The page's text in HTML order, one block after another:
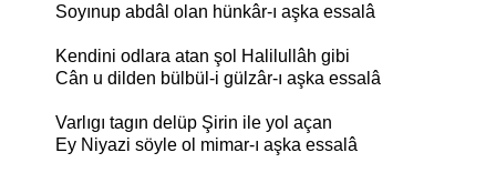
Soyınup abdâl olan hünkâr-ı aşka essalâ
Kendini odlara atan şol Halilullâh gibi
Cân u dilden bülbül-i gülzâr-ı aşka essalâ
Varlıgı tagın delüp Şirin ile yol açan
Ey Niyazi söyle ol mimar-ı aşka essalâ